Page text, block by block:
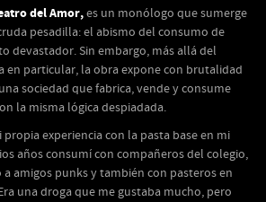
del Amor,es un monólogo que sumerge
pesadilla: el abismo del consumo de
devastador. Sin embargo, más allá del
en particular, la obra expone con brutalidad
sociedad que fabrica, vende y consume
la misma lógica despiadada.
propia experiencia con la pasta base en mi
años consumí con compañeros del colegio,
amigos punks y también con pasteros en
una droga que me gustaba mucho, pero